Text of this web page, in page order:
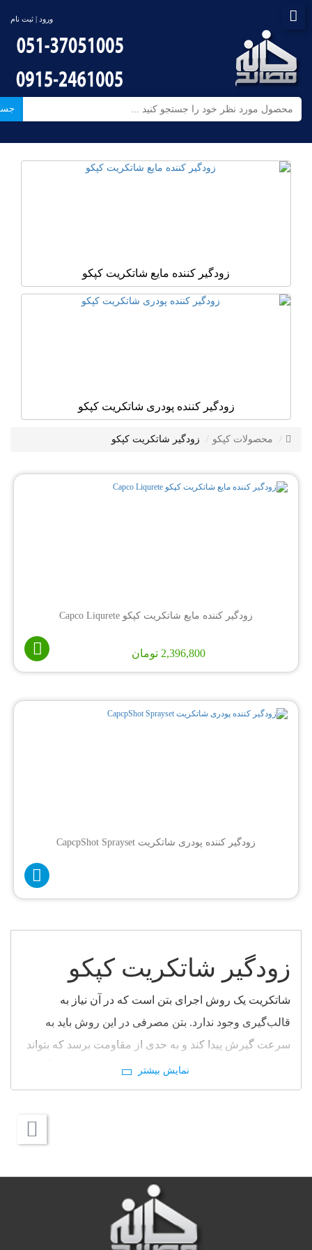
ورود | ثبت نام
زودگیر کننده مایع شاتکریت کپکو
زودگیر کننده پودری شاتکریت کپکو
محصولات کپکو زودگیر شاتکریت کپکو
زودگیر کننده مایع شاتکریت کپکو Capco Liqurete
2,396,800 تومان
زودگیر کننده پودری شاتکریت CapcpShot Sprayset
زودگیر شاتکریت کپکو
شاتکریت یک روش اجرای بتن است که در آن نیاز به
قالب‌گیری وجود ندارد. بتن مصرفی در این روش باید به
سرعت گیرش پیدا کند و به حدی از مقاومت برسد که بتواند
به طور مؤثر بر روی سطح تثبیت شود. این روش عمدتاً در
عملیات تحکیم، گودبرداری‌ها، ساخت تونل‌ها و معادن
است تا عملیات اصلی بدون خطر انجام شود. برای این نوع
استفاده شود. در شرکت کپکو، این مواد با نام " CapcoShot"
شناخته می‌شوند و در دو نوع مایع و پودری عرضه می‌گردند.
مکانیسم عمل این مواد به گونه‌ای است که زودگیر شاتکریت
درست قبل از پاشش بر روی سطح، با استفاده از پمپ